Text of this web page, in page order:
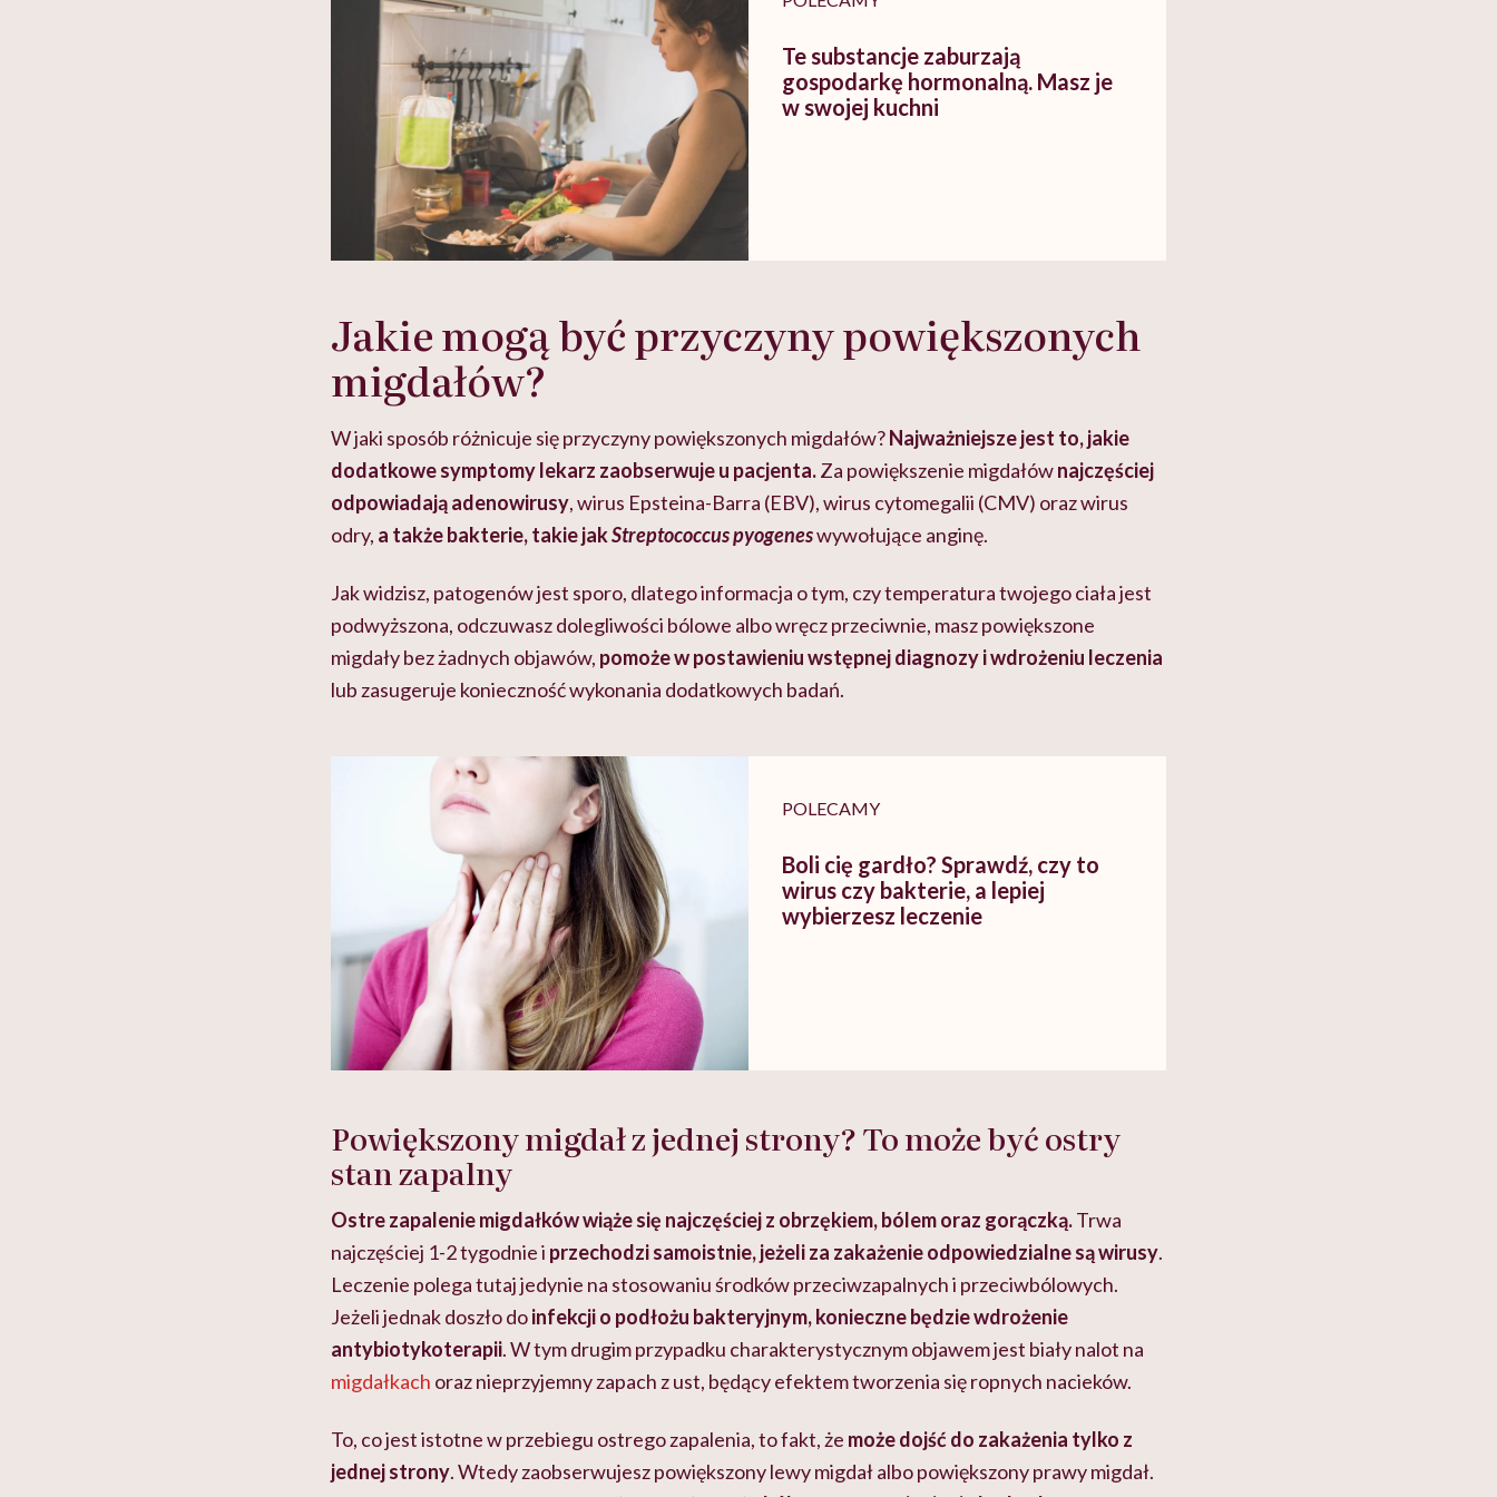
Te substancje zaburzają
gospodarkę hormonalną. Masz je
w swojej kuchni
Jakie mogą być przyczyny powiększonych
migdałów?
W jaki sposób różnicuje się przyczyny powiększonych migdałów?Najważniejsze jest to, jakie
dodatkowe symptomy lekarz zaobserwuje u pacjenta.Za powiększenie migdałównajczęściej
odpowiadają adenowirusy, wirus Epsteina-Barra (EBV), wirus cytomegalii (CMV) oraz wirus
odry, a także bakterie, takie jakStreptococcus pyogeneswywołujące anginę.
Jak widzisz, patogenów jest sporo, dlatego informacja o tym, czy temperatura twojego ciała jest
podwyższona, odczuwasz dolegliwości bólowe albo wręcz przeciwnie, masz powiększone
migdały bez żadnych objawów, pomoże w postawieniu wstępnej diagnozy i wdrożeniu leczenia
lub zasugeruje konieczność wykonania dodatkowych badań.
POLECAMY
Boli cię gardło? Sprawdź, czy to
wirus czy bakterie, a lepiej
wybierzesz leczenie
Powiększony migdał z jednej strony? To może być ostry
stan zapalny
Ostre zapalenie migdałków wiąże się najczęściej z obrzękiem, bólem oraz gorączką.Trwa
najczęściej 1-2 tygodnie i przechodzi samoistnie, jeżeli za zakażenie odpowiedzialne są wirusy.
Leczenie polega tutaj jedynie na stosowaniu środków przeciwzapalnych i przeciwbólowych.
Jeżeli jednak doszło doinfekcji o podłożu bakteryjnym, konieczne będzie wdrożenie
antybiotykoterapii. W tym drugim przypadku charakterystycznym objawem jest biały nalot na
migdałkach oraz nieprzyjemny zapach z ust, będący efektem tworzenia się ropnych nacieków.
To, co jest istotne w przebiegu ostrego zapalenia, to fakt, że może dojść do zakażenia tylko z
jednej strony. Wtedy zaobserwujesz powiększony lewy migdał albo powiększony prawy migdał.